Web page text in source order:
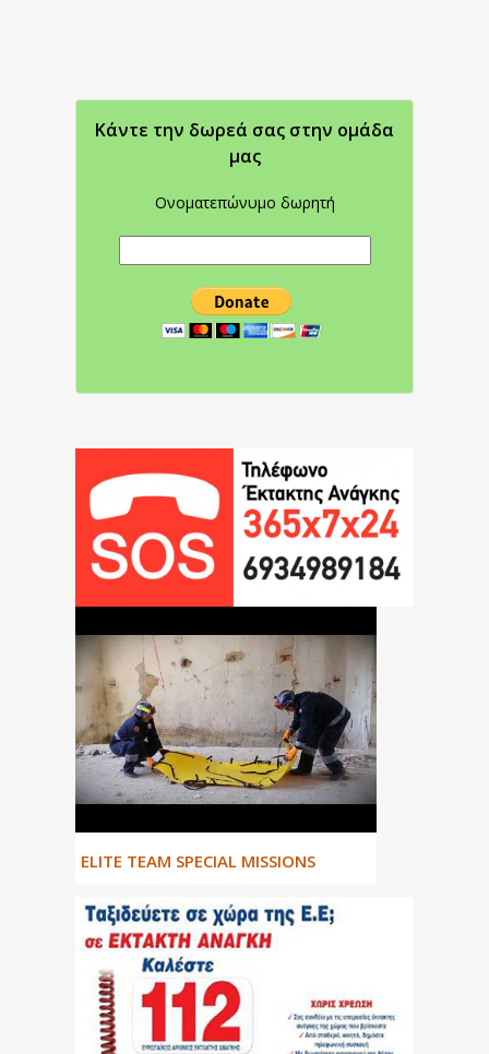
Κάντε την δωρεά σας στην oμάδα
μας
Ονοματεπώνυμο δωρητή
ΕLITE TEAM SPECIAL MISSIONS